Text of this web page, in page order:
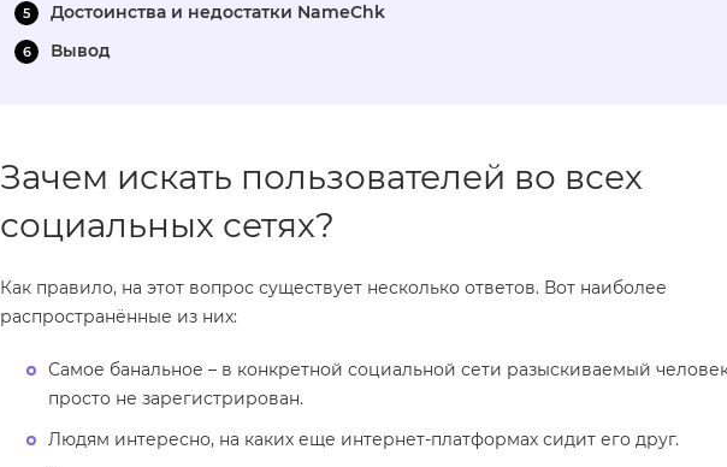
Достоинства и недостатки NameChk
Вывод
Зачем искать пользователей во всех
социальных сетях?
Как правило, на этот вопрос существует несколько ответов. Вот наиболее
распространённые из них:
Самое банальное – в конкретной социальной сети разыскиваемый
просто не зарегистрирован.
Людям интересно, на каких еще интернет-платформах сидит его друг.